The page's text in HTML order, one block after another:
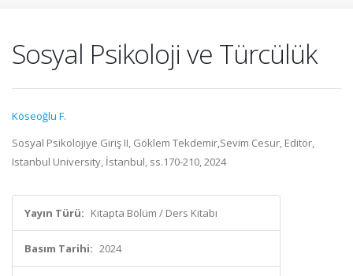
Sosyal Psikoloji ve Türcülük
Köseoğlu F.
Sosyal Psikolojiye Giriş II, Göklem Tekdemir,Sevim Cesur, Editör,
Istanbul University, İstanbul, ss.170-210, 2024
Yayın Türü: Kitapta Bölüm / Ders Kitabı
Basım Tarihi: 2024